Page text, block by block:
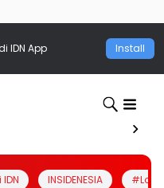
IDN App Install
INSIDENESIA